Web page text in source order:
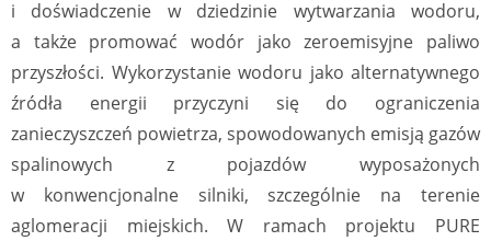
i doświadczenie w dziedzinie wytwarzania wodoru,
a także promować wodór jako zeroemisyjne paliwo
przyszłości. Wykorzystanie wodoru jako alternatywnego
źródła energii przyczyni się do ograniczenia
zanieczyszczeń powietrza, spowodowanych emisją gazów
spalinowych z pojazdów wyposażonych
w konwencjonalne silniki, szczególnie na terenie
aglomeracji miejskich. W ramach projektu PURE